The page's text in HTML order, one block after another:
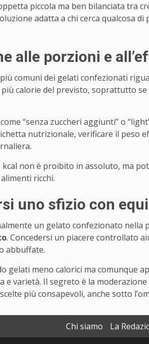
piccola ma ben bilanciata tra
adatta a chi cerca qualcosa
alle porzioni e
comuni dei gelati confezionati
calorie del previsto, soprattutto
“senza zuccheri aggiunti” o
nutrizionale, verificare il peso
kcal non è proibito in assoluto, ma
ricchi.
uno sfizio con
un gelato confezionato nella
. Concedersi un piacere controllato
abbuffate.
gelati meno calorici ma comunque
e varietà. Il segreto è la
più consapevoli, anche sotto
Chi siamo La